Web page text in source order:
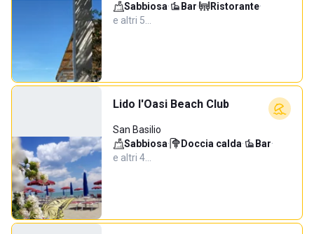
Sabbiosa· Bar· Ristorante·
e altri 5…
Lido l'Oasi Beach Club
San Basilio
Sabbiosa· Doccia calda· Bar·
e altri 4…